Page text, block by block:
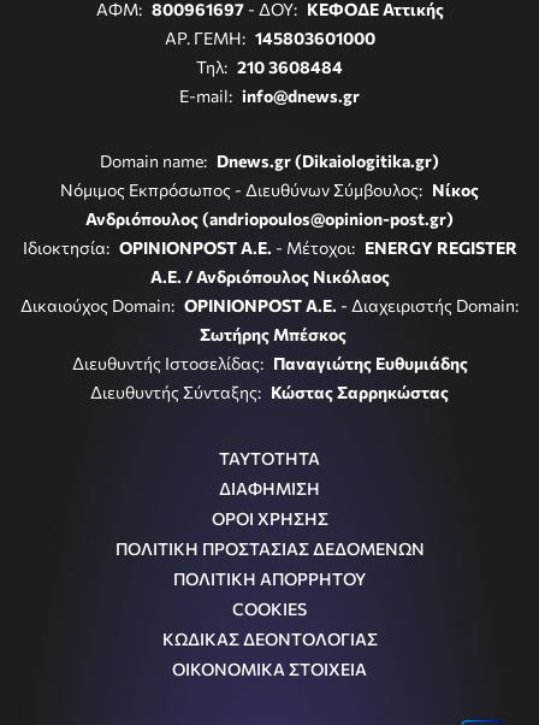
ΑΦΜ: 800961697- ΔΟΥ: ΚΕΦΟΔΕ Αττικής
ΑΡ. ΓΕΜΗ: 145803601000
Τηλ: 210 3608484
E-mail: info@dnews.gr
Domain name: Dnews.gr (Dikaiologitika.gr)
Νόμιμος Εκπρόσωπος - Διευθύνων Σύμβουλος: Νίκος
Ανδριόπουλος (andriopoulos@opinion-post.gr)
Ιδιοκτησία: OPINIONPOST A.E. - Μέτοχοι: ENERGY REGISTER
Α.Ε. / Ανδριόπουλος Νικόλαος
Δικαιούχος Domain: OPINIONPOST A.E. - Διαχειριστής Domain:
Σωτήρης Μπέσκος
Διευθυντής Ιστοσελίδας: Παναγιώτης Ευθυμιάδης
Διευθυντής Σύνταξης: Κώστας Σαρρηκώστας
ΤΑΥΤΟΤΗΤΑ
ΔΙΑΦΗΜΙΣΗ
ΟΡΟΙ ΧΡΗΣΗΣ
ΠΟΛΙΤΙΚΗ ΠΡΟΣΤΑΣΙΑΣ ΔΕΔΟΜΕΝΩΝ
ΠΟΛΙΤΙΚΗ ΑΠΟΡΡΗΤΟΥ
COOKIES
ΚΩΔΙΚΑΣ ΔΕΟΝΤΟΛΟΓΙΑΣ
ΟΙΚΟΝΟΜΙΚΑ ΣΤΟΙΧΕΙΑ